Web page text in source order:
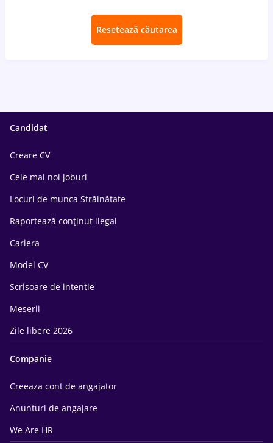
Resetează căutarea
Candidat
Creare CV
Cele mai noi joburi
Locuri de munca Străinătate
Raportează conținut ilegal
Cariera
Model CV
Scrisoare de intentie
Meserii
Zile libere 2026
Companie
Creeaza cont de angajator
Anunturi de angajare
We Are HR